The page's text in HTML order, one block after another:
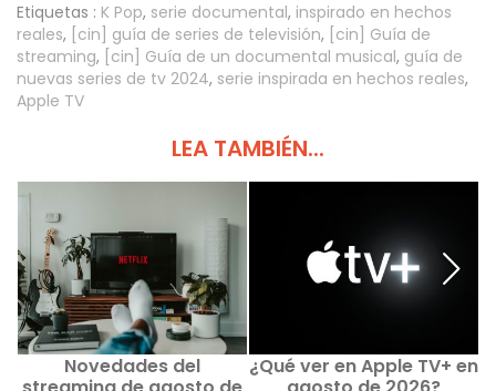
Etiquetas : K Pop, serie documental, inspirado en hechos
reales, [cin] guía de series de televisión, [cin] Guía de
streaming, [cin] Guía de un documental musical, guía de
nuevas series de tv 2024, serie inspirada en hechos reales,
Apple TV
LEA TAMBIÉN...
Novedades del
¿Qué ver en Apple TV+ en